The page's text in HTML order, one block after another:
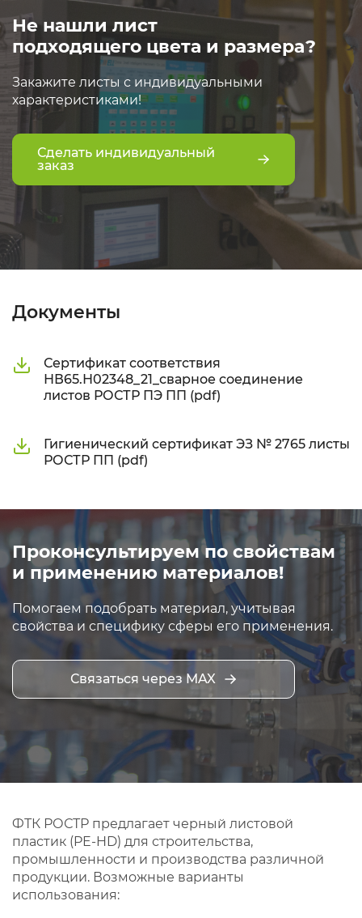
Не нашли лист
подходящего цвета и размера?
Закажите листы с индивидуальными
характеристиками!
Сделать индивидуальный
заказ
Документы
Сертификат соответствия
НВ65.Н02348_21_сварное соединение
листов РОСТР ПЭ ПП (pdf)
Гигиенический сертификат ЭЗ № 2765 листы
РОСТР ПП (pdf)
Проконсультируем по свойствам
и применению материалов!
Помогаем подобрать материал, учитывая
свойства и специфику сферы его применения.
Связаться через MAX
ФТК РОСТР предлагает черный листовой
пластик (PE-HD) для строительства,
промышленности и производства различной
продукции. Возможные варианты
использования: